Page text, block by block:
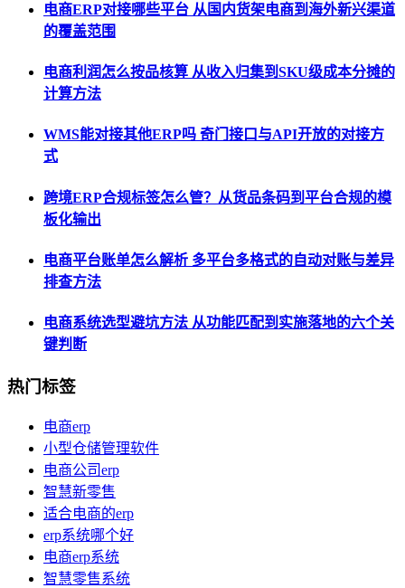
电商ERP对接哪些平台 从国内货架电商到海外新兴渠道
的覆盖范围
电商利润怎么按品核算 从收入归集到SKU级成本分摊的
计算方法
WMS能对接其他ERP吗 奇门接口与API开放的对接方
式
跨境ERP合规标签怎么管？从货品条码到平台合规的模
板化输出
电商平台账单怎么解析 多平台多格式的自动对账与差异
排查方法
电商系统选型避坑方法 从功能匹配到实施落地的六个关
键判断
热门标签
电商erp
小型仓储管理软件
电商公司erp
智慧新零售
适合电商的erp
erp系统哪个好
电商erp系统
智慧零售系统